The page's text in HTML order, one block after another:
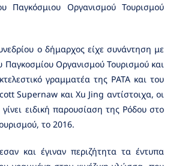
Παγκόσμιου Οργανισμού Τουρισμού
ο δήμαρχος είχε συνάντηση με
Οργανισμού Τουρισμού και
γραμματέα της ΡΑΤΑ και του
Supernaw και Xu Jing αντίστοιχα, οι
ειδική παρουσίαση της Ρόδου στο
το 2016.
και έγιναν περιζήτητα τα έντυπα